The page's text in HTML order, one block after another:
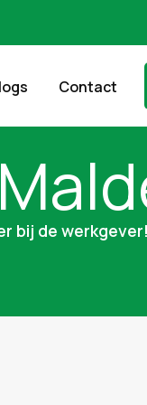
Contact
bij de werkgever!